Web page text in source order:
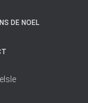
DE NOEL